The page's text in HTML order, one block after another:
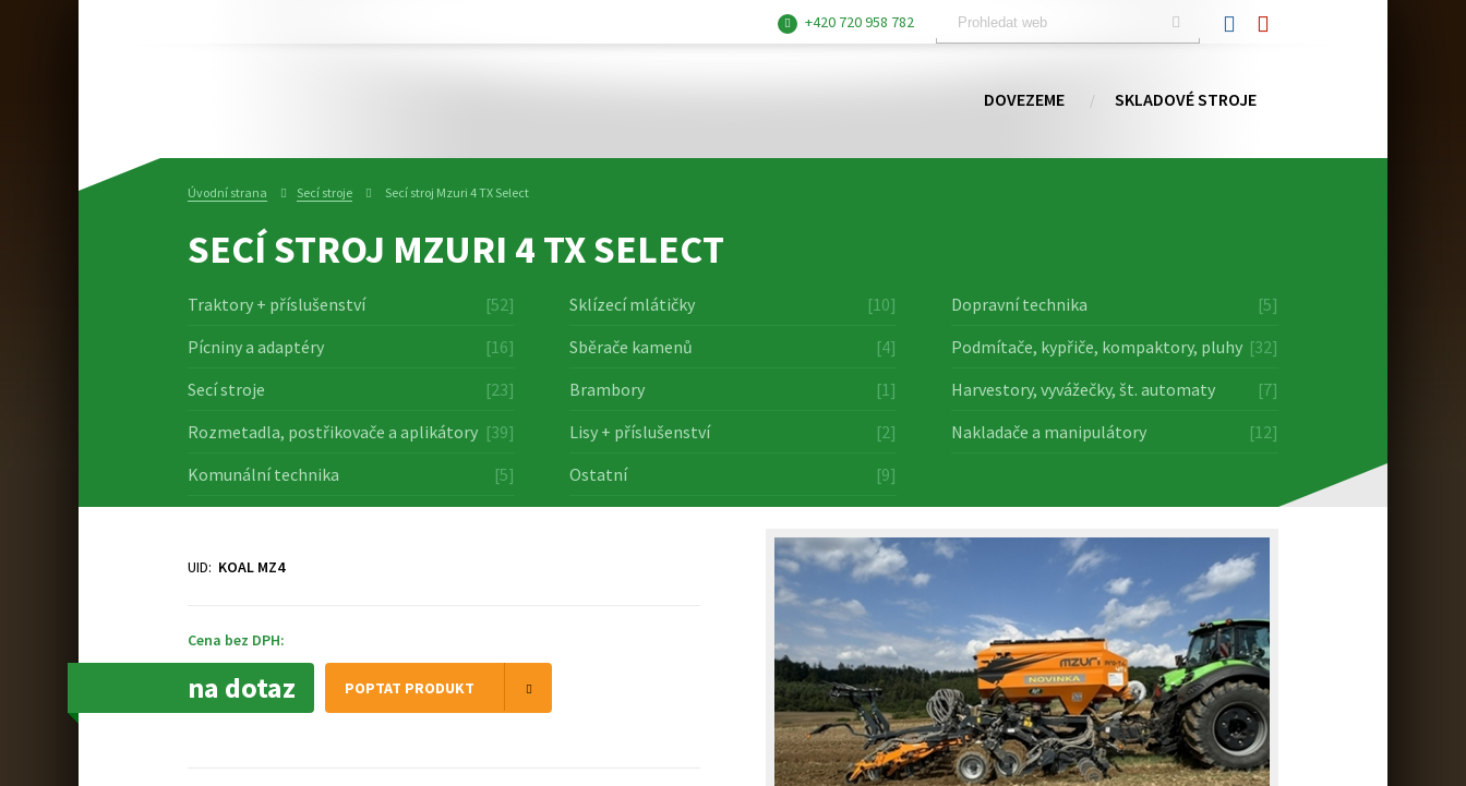
+420 720 958 782
DOVEZEME SKLADOVÉ STROJE
Úvodní strana Secí stroje Secí stroj Mzuri 4 TX Select
SECÍ STROJ MZURI 4 TX SELECT
Traktory + příslušenství [52] Sklízecí mlátičky [10] Dopravní technika
[5]
Pícniny a adaptéry
[16] Sběrače kamenů [4] Podmítače, kypřiče, kompaktory, pluhy [32]
Secí stroje
[23] Brambory [1] Harvestory, vyvážečky, št. automaty
[7]
Rozmetadla, postřikovače a aplikátory [39] Lisy + příslušenství [2] Nakladače a manipulátory
[12]
Komunální technika
[5] Ostatní [9]
UID: KOAL MZ4
Cena bez DPH:
na dotaz POPTAT PRODUKT